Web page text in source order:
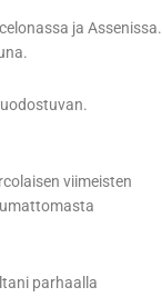
ja Assenissa.
viimeisten
parhaalla